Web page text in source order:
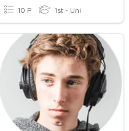
10 P 1st - Uni